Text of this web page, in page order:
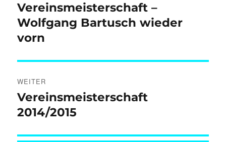
Beitrag:
Vereinsmeisterschaft –
Wolfgang Bartusch wieder
vorn
WEITER
Nächster
Beitrag:
Vereinsmeisterschaft
2014/2015